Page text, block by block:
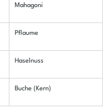
Mahagoni
Pflaume
​Haselnuss
Buche (Kern)